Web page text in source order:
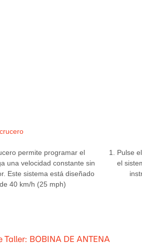
permite programar el
una velocidad constante sin
Este sistema está diseñado
40 km/h (25 mph)
1. Pulse
el
BOBINA DE ANTENA